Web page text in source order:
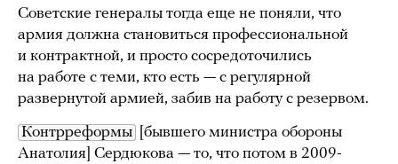
Советские генералы тогда еще не поняли, что
армия должна становиться профессиональной
и контрактной, и просто сосредоточились
на работе с теми, кто есть — с регулярной
развернутой армией, забив на работу с резервом.
Контрреформы
[бывшего министра обороны
Анатолия] Сердюкова — то, что потом в 2009-